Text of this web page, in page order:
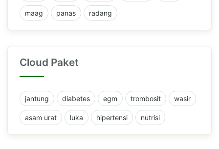
maag panas radang
Cloud Paket
jantung diabetes egm trombosit wasir
asam urat luka hipertensi nutrisi